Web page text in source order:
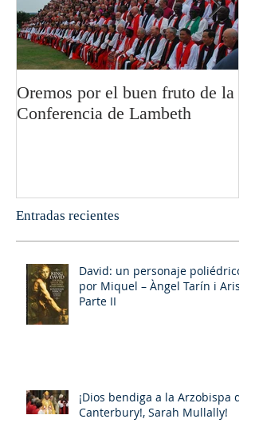
Oremos por el buen fruto de la
Conferencia de Lambeth
Entradas recientes
David: un personaje poliédrico,
por Miquel – Àngel Tarín i Arisó
Parte II
¡Dios bendiga a la Arzobispa de
Canterbury!, Sarah Mullally!